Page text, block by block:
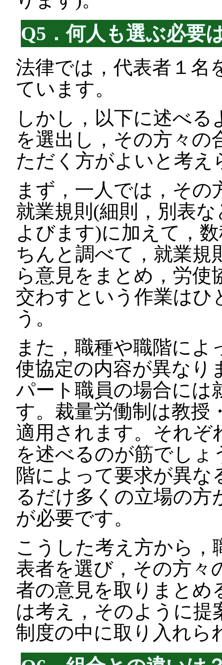
Q5．何人も選ぶ必要
法律では，代表者１名
ています。
しかし，以下に述べ
を選出し，その方々
ただく方がよいと考え
まず，一人では，そ
就業規則(細則，別表
よびます)に加えて，
ちんと調べて，就業規
ら意見をまとめ，労使
交わすという作業はひ
う。
また，職種や職階に
使協定の内容が異なり
パート職員の場合には
す。裁量労働制は教授
適用されます。それぞ
を述べるのが筋でしょ
階によって要求が異
るだけ多くの立場の
が必要です。
こうした考え方から，
表者を選び，その方々
者の意見を取りまとめ
は考え，そのように提
制度の中に取り入れら